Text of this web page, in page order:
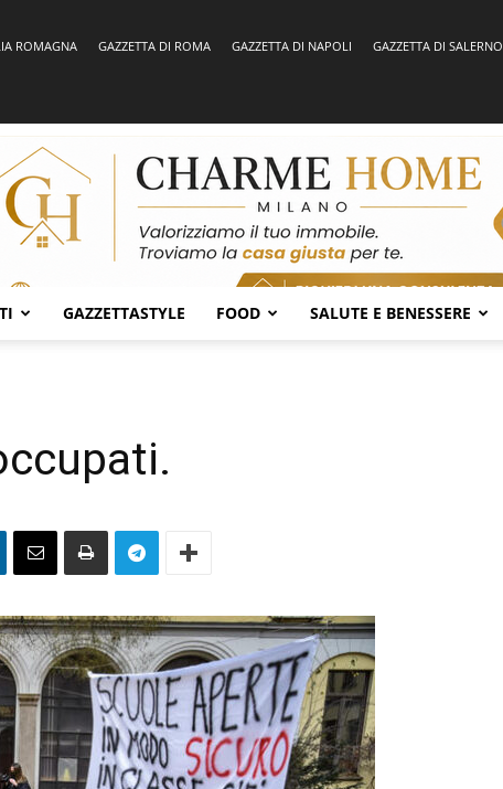
ROMAGNA GAZZETTA DI ROMA GAZZETTA DI NAPOLI GAZZETTA DI SALERNO
GAZZETTASTYLE FOOD SALUTE E BENESSERE